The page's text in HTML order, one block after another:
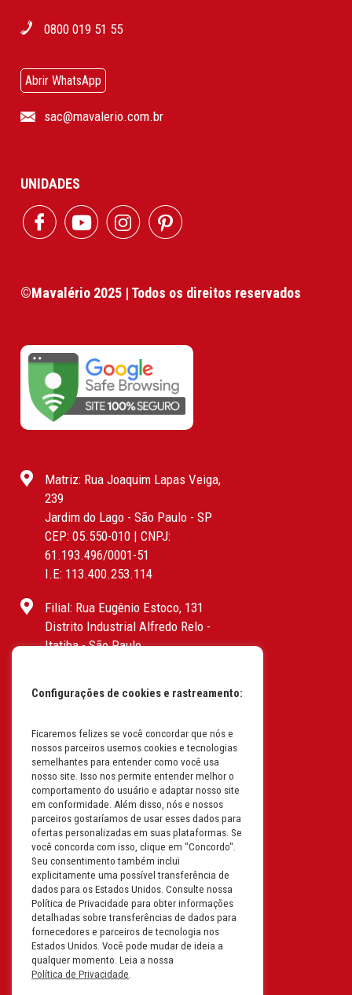
0800 019 51 55
Abrir WhatsApp
sac@mavalerio.com.br
UNIDADES
©Mavalério 2025 | Todos os direitos reservados
Matriz: Rua Joaquim Lapas Veiga,
239
Jardim do Lago - São Paulo - SP
CEP: 05.550-010 | CNPJ:
61.193.496/0001-51
I.E: 113.400.253.114
Filial: Rua Eugênio Estoco, 131
Distrito Industrial Alfredo Relo -
Itatiba - São Paulo
I.E: 382.096.357.1147
Filial: Av. Odila Chaves Rodrigues,
1277
Parque industrial RM - Condomínio
Therapark - Jundiaí - São Paulo
CEP: 13.213-087 | CNPJ:
61.193.496/0018-08
I.E: 407.642.800.114
Filial: Rua em Projeto G, 728 – Letra A
B C D
Tabuleiro do Martins – Maceió -
Alagoas
CEP. 57081-036 | CNPJ:
61.193.496/0014-76
Configurações de cookies e rastreamento:
Ficaremos felizes se você concordar que nós e
nossos parceiros usemos cookies e tecnologias
semelhantes para entender como você usa
nosso site. Isso nos permite entender melhor o
comportamento do usuário e adaptar nosso site
em conformidade. Além disso, nós e nossos
parceiros gostaríamos de usar esses dados para
ofertas personalizadas em suas plataformas. Se
você concorda com isso, clique em "Concordo".
Seu consentimento também inclui
explicitamente uma possível transferência de
dados para os Estados Unidos. Consulte nossa
Política de Privacidade para obter informações
detalhadas sobre transferências de dados para
fornecedores e parceiros de tecnologia nos
Estados Unidos. Você pode mudar de ideia a
qualquer momento. Leia a nossa
Política de Privacidade.